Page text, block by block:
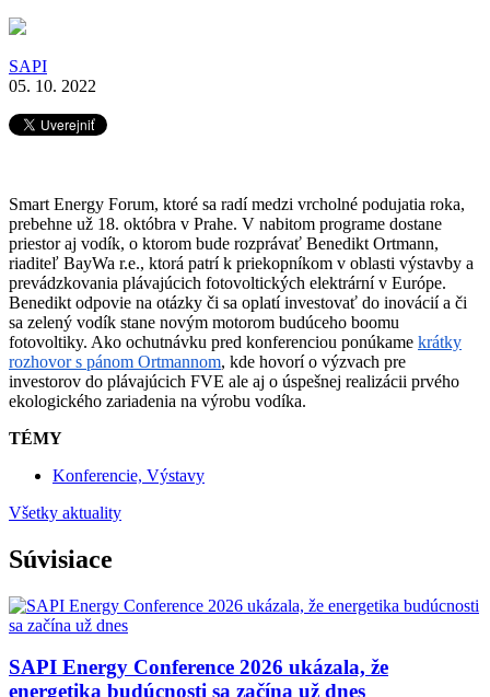
SAPI
05. 10. 2022
Smart Energy Forum, ktoré sa radí medzi vrcholné podujatia roka,
prebehne už 18. októbra v Prahe. V nabitom programe dostane
priestor aj vodík, o ktorom bude rozprávať Benedikt Ortmann,
riaditeľ BayWa r.e., ktorá patrí k priekopníkom v oblasti výstavby a
prevádzkovania plávajúcich fotovoltických elektrární v Európe.
Benedikt odpovie na otázky či sa oplatí investovať do inovácií a či
sa zelený vodík stane novým motorom budúceho boomu
fotovoltiky. Ako ochutnávku pred konferenciou ponúkame krátky
rozhovor s pánom Ortmannom, kde hovorí o výzvach pre
investorov do plávajúcich FVE ale aj o úspešnej realizácii prvého
ekologického zariadenia na výrobu vodíka.
TÉMY
Konferencie, Výstavy
Všetky aktuality
Súvisiace
SAPI Energy Conference 2026 ukázala, že
energetika budúcnosti sa začína už dnes